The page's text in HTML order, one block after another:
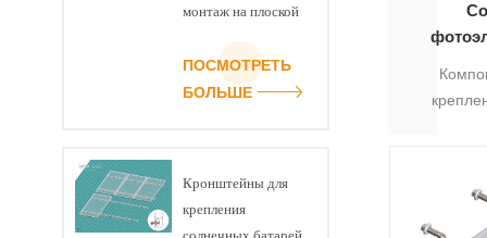
монтаж на плоской
треугольников U-
образной балки
ПОСМОТРЕТЬ
БОЛЬШЕ
Кронштейны для
крепления